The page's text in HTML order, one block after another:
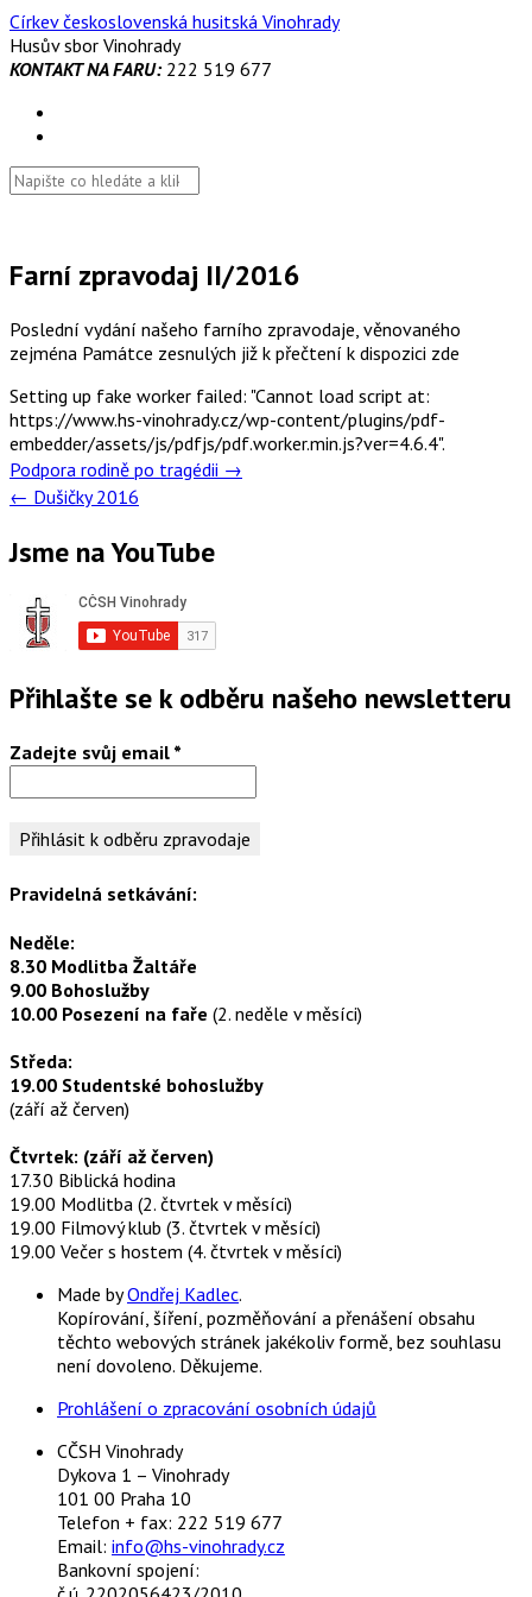
Skip
to
content
Církev československá husitská Vinohrady
Husův sbor Vinohrady
KONTAKT NA FARU:222 519 677
Farní zpravodaj II/2016
Poslední vydání našeho farního zpravodaje, věnovaného
zejména Památce zesnulých již k přečtení k dispozici zde
Setting up fake worker failed: "Cannot load script at:
https://www.hs-vinohrady.cz/wp-content/plugins/pdf-
embedder/assets/js/pdfjs/pdf.worker.min.js?ver=4.6.4".
Post
navigation
Podpora rodině po tragédii →
← Dušičky 2016
Jsme na YouTube
Přihlašte se k odběru našeho newsletteru
Zadejte svůj email *
Pravidelná setkávání:
Neděle:
8.30 Modlitba Žaltáře
9.00 Bohoslužby
10.00 Posezení na faře (2. neděle v měsíci)
Středa:
19.00 Studentské bohoslužby
(září až červen)
Čtvrtek: (září až červen)
17.30 Biblická hodina
19.00 Modlitba (2. čtvrtek v měsíci)
19.00 Filmový klub (3. čtvrtek v měsíci)
19.00 Večer s hostem (4. čtvrtek v měsíci)
Made byOndřej Kadlec.
Kopírování, šíření, pozměňování a přenášení obsahu
těchto webových stránek jakékoliv formě, bez souhlasu
není dovoleno. Děkujeme.
Prohlášení o zpracování osobních údajů
CČSH Vinohrady
Dykova 1 – Vinohrady
101 00 Praha 10
Telefon + fax: 222 519 677
Email: info@hs-vinohrady.cz
Bankovní spojení: